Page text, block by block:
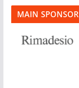
MAIN SPONSOR